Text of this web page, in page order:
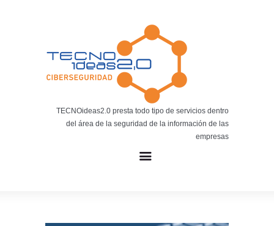
TECNOideas2.0 presta todo tipo de servicios dentro
del área de la seguridad de la información de las
empresas
BLOG TECNOIDEAS
Noticias tecnológicas.